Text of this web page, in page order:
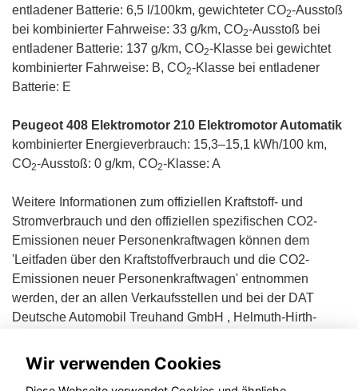
entladener Batterie: 6,5 l/100km, gewichteter CO2-Ausstoß
bei kombinierter Fahrweise: 33 g/km, CO2-Ausstoß bei
entladener Batterie: 137 g/km, CO2-Klasse bei gewichtet
kombinierter Fahrweise: B, CO2-Klasse bei entladener
Batterie: E
Peugeot 408 Elektromotor 210 Elektromotor Automatik
kombinierter Energieverbrauch: 15,3–15,1 kWh/100 km,
CO2-Ausstoß: 0 g/km, CO2-Klasse: A
Weitere Informationen zum offiziellen Kraftstoff- und
Stromverbrauch und den offiziellen spezifischen CO2-
Emissionen neuer Personenkraftwagen können dem
'Leitfaden über den Kraftstoffverbrauch und die CO2-
Emissionen neuer Personenkraftwagen' entnommen
werden, der an allen Verkaufsstellen und bei der DAT
Deutsche Automobil Treuhand GmbH , Helmuth-Hirth-
Wir verwenden Cookies